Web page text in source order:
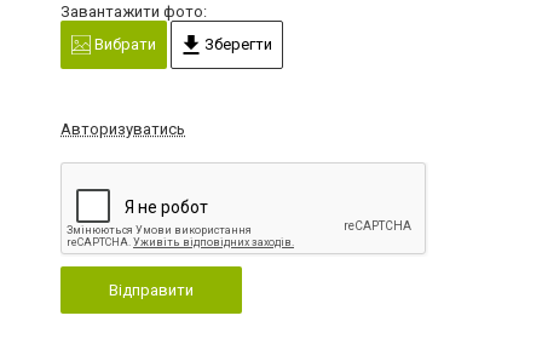
Завантажити фото:
Вибрати
Зберегти
Авторизуватись
Відправити